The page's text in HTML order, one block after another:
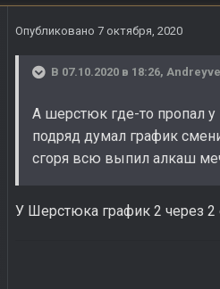
Опубликовано 7 октября, 2020
В 07.10.2020 в 18:26,
А шерстюк где-то пропал
подряд думал график
сгоря всю выпил алкаш
У Шерстюка график 2 через 2